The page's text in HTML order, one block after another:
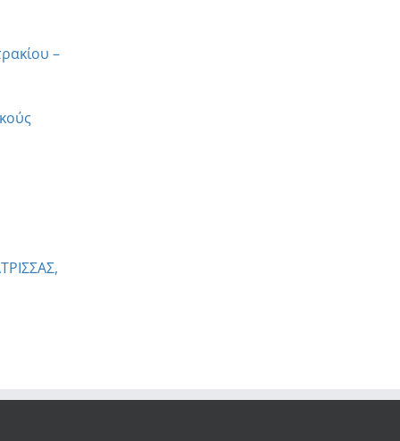
–